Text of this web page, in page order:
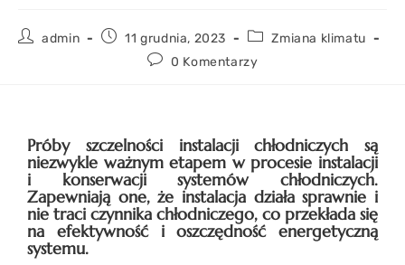
admin 11 grudnia, 2023
Zmiana klimatu
0 Komentarzy
Próby szczelności instalacji chłodniczych są
niezwykle ważnym etapem w procesie instalacji
i konserwacji systemów chłodniczych.
Zapewniają one, że instalacja działa sprawnie i
nie traci czynnika chłodniczego, co przekłada się
na efektywność i oszczędność energetyczną
systemu.